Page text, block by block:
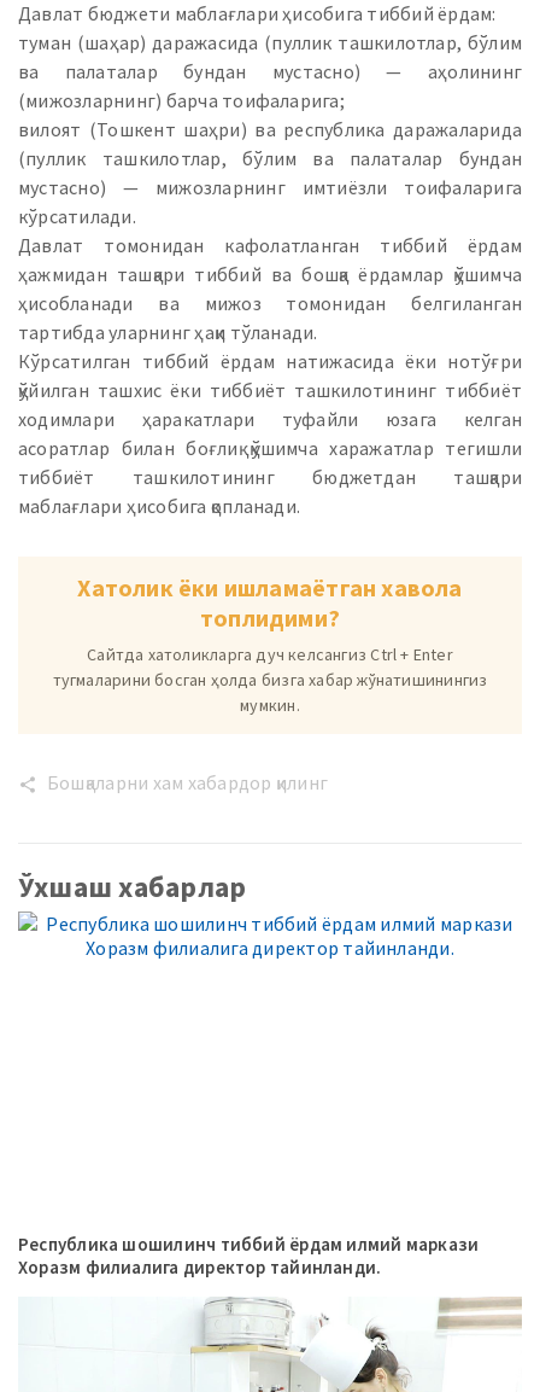
Давлат бюджети маблағлари ҳисобига тиббий ёрдам:
туман (шаҳар) даражасида (пуллик ташкилотлар, бўлим
ва палаталар бундан мустасно) — аҳолининг
(мижозларнинг) барча тоифаларига;
вилоят (Тошкент шаҳри) ва республика даражаларида
(пуллик ташкилотлар, бўлим ва палаталар бундан
мустасно) — мижозларнинг имтиёзли тоифаларига
кўрсатилади.
Давлат томонидан кафолатланган тиббий ёрдам
ҳажмидан ташқари тиббий ва бошқа ёрдамлар қўшимча
ҳисобланади ва мижоз томонидан белгиланган
тартибда уларнинг ҳақи тўланади.
Кўрсатилган тиббий ёрдам натижасида ёки нотўғри
қўйилган ташхис ёки тиббиёт ташкилотининг тиббиёт
ходимлари ҳаракатлари туфайли юзага келган
асоратлар билан боғлиқ қўшимча харажатлар тегишли
тиббиёт ташкилотининг бюджетдан ташқари
маблағлари ҳисобига қопланади.
Хатолик ёки ишламаётган хавола
топлидими?
Сайтда хатоликларга дуч келсангиз Ctrl + Enter
тугмаларини босган ҳолда бизга хабар жўнатишинингиз
мумкин.
share Бошқаларни хам хабардор қилинг
Ўхшаш хабарлар
Республика шошилинч тиббий ёрдам илмий маркази
Хоразм филиалига директор тайинланди.